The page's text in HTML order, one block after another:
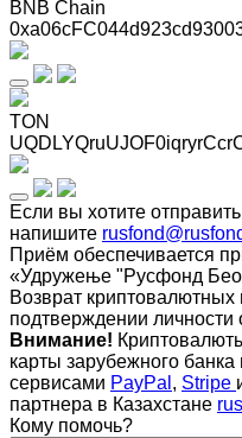
BNB Chain
TON
Если вы хотите
напишите
Приём обеспечивается
«Удружење "Русфонд
Возврат
подтверждении личности
Внимание!
карты зарубежного банка
сервисами PayPal , Stripe
партнера в Казахстане
Кому помочь?